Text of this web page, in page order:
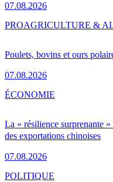
07.08.2026
Poulets, bovins et ours
07.08.2026
PROAGRICULTURE &
La « résilience surprenante
des exportations chinoises
07.08.2026
ÉCONOMIE
POLITIQUE